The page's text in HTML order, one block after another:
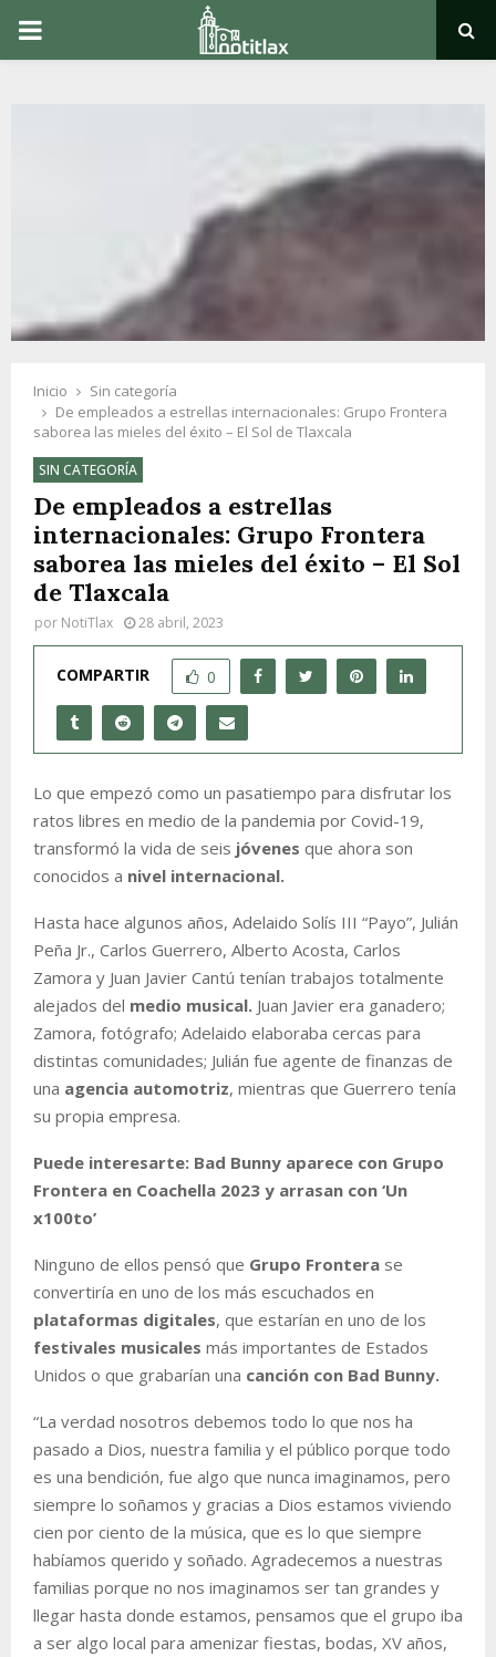
PRIMARY
Inicio
Sin categoría
De empleados a estrellas internacionales: Grupo Frontera
saborea las mieles del éxito – El Sol de Tlaxcala
SIN CATEGORÍA
De empleados a estrellas
internacionales: Grupo Frontera
saborea las mieles del éxito – El Sol
de Tlaxcala
por NotiTlax 28 abril, 2023
COMPARTIR 0
Lo que empezó como un pasatiempo para disfrutar los
ratos libres en medio de la pandemia por Covid-19,
transformó la vida de seis jóvenes que ahora son
conocidos a nivel internacional.
Hasta hace algunos años, Adelaido Solís III “Payo”, Julián
Peña Jr., Carlos Guerrero, Alberto Acosta, Carlos
Zamora y Juan Javier Cantú tenían trabajos totalmente
alejados del medio musical. Juan Javier era ganadero;
Zamora, fotógrafo; Adelaido elaboraba cercas para
distintas comunidades; Julián fue agente de finanzas de
una agencia automotriz, mientras que Guerrero tenía
su propia empresa.
Puede interesarte: Bad Bunny aparece con Grupo
Frontera en Coachella 2023 y arrasan con ‘Un
x100to’
Ninguno de ellos pensó que Grupo Frontera se
convertiría en uno de los más escuchados en
plataformas digitales, que estarían en uno de los
festivales musicales más importantes de Estados
Unidos o que grabarían una canción con Bad Bunny.
“La verdad nosotros debemos todo lo que nos ha
pasado a Dios, nuestra familia y el público porque todo
es una bendición, fue algo que nunca imaginamos, pero
siempre lo soñamos y gracias a Dios estamos viviendo
cien por ciento de la música, que es lo que siempre
habíamos querido y soñado. Agradecemos a nuestras
familias porque no nos imaginamos ser tan grandes y
llegar hasta donde estamos, pensamos que el grupo iba
a ser algo local para amenizar fiestas, bodas, XV años,